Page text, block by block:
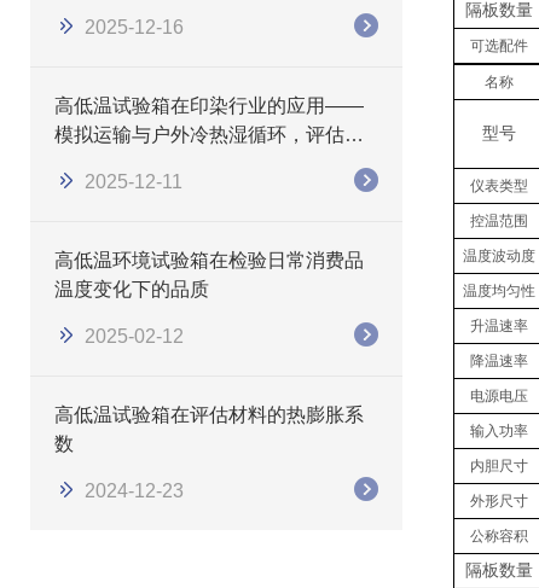
2025-12-16
高低温试验箱在印染行业的应用——
模拟运输与户外冷热湿循环，评估色
2025-12-11
高低温环境试验箱在检验日常消费品
温度变化下的品质
2025-02-12
高低温试验箱在评估材料的热膨胀系
数
2024-12-23
隔板数量
可选配件
名称
型号
仪表类型
控温范围
温度波动度
温度均匀性
升温速率
降温速率
电源电压
输入功率
内胆尺寸
外形尺寸
公称容积
隔板数量